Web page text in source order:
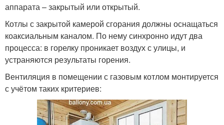
аппарата – закрытый или открытый.
Котлы с закрытой камерой сгорания должны оснащаться
коаксиальным каналом. По нему синхронно идут два
процесса: в горелку проникает воздух с улицы, и
устраняются результаты горения.
Вентиляция в помещении с газовым котлом монтируется
с учётом таких критериев: